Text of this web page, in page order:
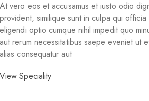
At vero eos et accusamus et iusto odio
provident, similique sunt in culpa qui
eligendi optio cumque nihil impedit quo
aut rerum necessitatibus saepe eveniet ut
alias consequatur aut
View Speciality